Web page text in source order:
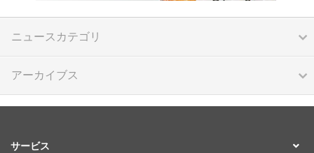
ニュースカテゴリ
アーカイブス
サービス